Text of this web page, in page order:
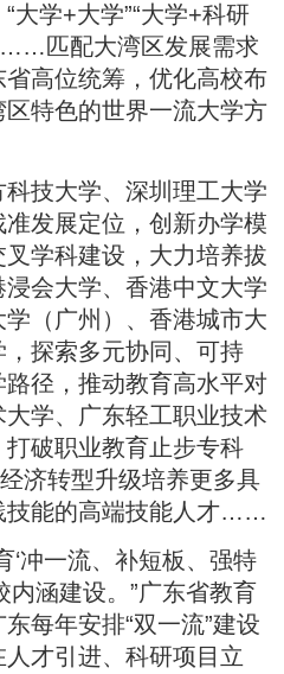
大学+大学”“大学+科研
匹配大湾区发展需求
高位统筹，优化高校布
特色的世界一流大学方
技大学、深圳理工大学
发展定位，创新办学模
学科建设，大力培养拔
会大学、香港中文大学
学（广州）、香港城市大
探索多元协同、可持
径，推动教育高水平对
学、广东轻工职业技术
破职业教育止步专科
济转型升级培养更多具
技能的高端技能人才……
一流、补短板、强特
内涵建设。”广东省教育
每年安排“双一流”建设
才引进、科研项目立